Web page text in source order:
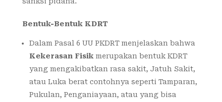
Bentuk-Bentuk KDRT
Dalam Pasal 6 UU PKDRT menjelaskan bahwa
Kekerasan Fisik merupakan bentuk KDRT
yang mengakibatkan rasa sakit, Jatuh Sakit,
atau Luka berat contohnya seperti Tamparan,
Pukulan, Penganiayaan, atau yang bisa